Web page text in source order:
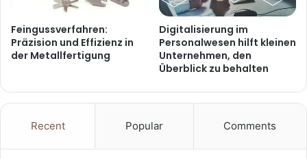
Feingussverfahren:
Präzision und Effizienz in
der Metallfertigung
Digitalisierung im
Personalwesen hilft kleinen
Unternehmen, den
Überblick zu behalten
Recent Popular Comments